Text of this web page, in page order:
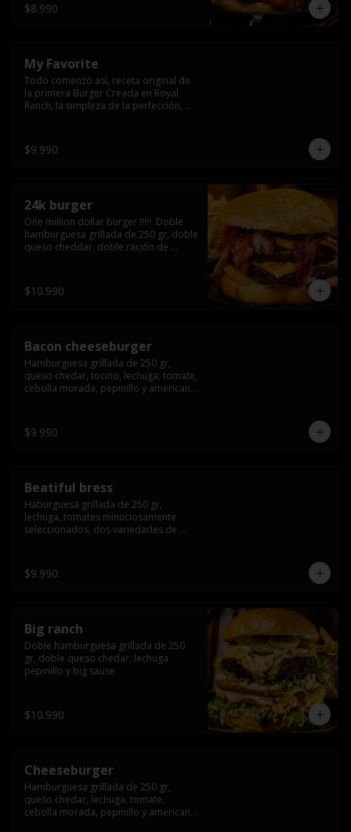
$8.990
My Favorite
Todo comenzó así, receta original de
la primera Burger Creada en Royal
Ranch, la simpleza de la perfección,
queso cheddar
$9.990
24k burger
One million dollar burger !!!!!  Doble
hamburguesa grillada de 250 gr, doble
queso cheddar, doble ración de
gold glitter
$10.990
Bacon cheeseburger
Hamburguesa grillada de 250 gr,
queso chedar, tocino, lechuga, tomate,
cebolla morada, pepinillo y american
$9.990
Beatiful bress
Haburguesa grillada de 250 gr,
lechuga, tomates minuciosamente
seleccionados, dos variedades de
lentamente en el grill, para finalizar
todo con una envolvente salsa cristal
$9.990
Big ranch
Doble hamburguesa grillada de 250
gr, doble queso chedar, lechuga
pepinillo y big sause
$10.990
Cheeseburger
Hamburguesa grillada de 250 gr,
queso chedar, lechuga, tomate,
cebolla morada, pepinillo y american